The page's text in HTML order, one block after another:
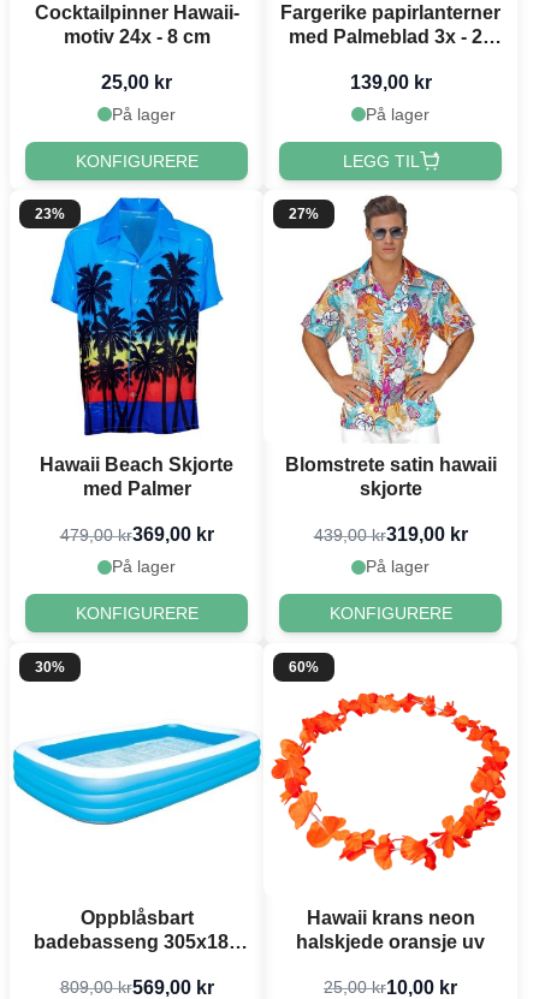
Cocktailpinner Hawaii-
motiv 24x - 8 cm
25,00 kr
På lager
KONFIGURERE
Fargerike papirlanterner
med Palmeblad 3x - 25
139,00 kr
På lager
LEGG TIL
23%
Hawaii Beach Skjorte
med Palmer
479,00 kr369,00 kr
På lager
KONFIGURERE
27%
Blomstrete satin hawaii
skjorte
439,00 kr319,00 kr
På lager
KONFIGURERE
30%
Oppblåsbart
badebasseng 305x183
809,00 kr569,00 kr
60%
Hawaii krans neon
halskjede oransje uv
25,00 kr10,00 kr